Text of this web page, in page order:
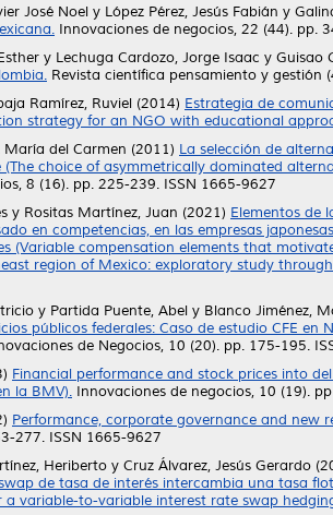
José Noel y López Pérez, Jesús Fabián y
Innovaciones de negocios, 22 (44). pp.
y Lechuga Cardozo, Jorge Isaac y Guisao
Revista científica pensamiento y gestión
Ramírez, Ruviel (2014) Estrategia de
strategy for an NGO with educational
María del Carmen (2011) La selección de
choice of asymmetrically dominated
8 (16). pp. 225-239. ISSN 1665-9627
y Rositas Martínez, Juan (2021) Elementos de
en competencias, en las empresas
(Variable compensation elements that
region of Mexico: exploratory study
y Partida Puente, Abel y Blanco Jiménez,
públicos federales: Caso de estudio CFE
de Negocios, 10 (20). pp. 175-195.
Financial performance and stock prices into
la BMV). Innovaciones de negocios, 10 (19).
Performance, corporate governance and new
277. ISSN 1665-9627
Heriberto y Cruz Álvarez, Jesús Gerardo
de tasa de interés intercambia una tasa
a variable-to-variable interest rate swap